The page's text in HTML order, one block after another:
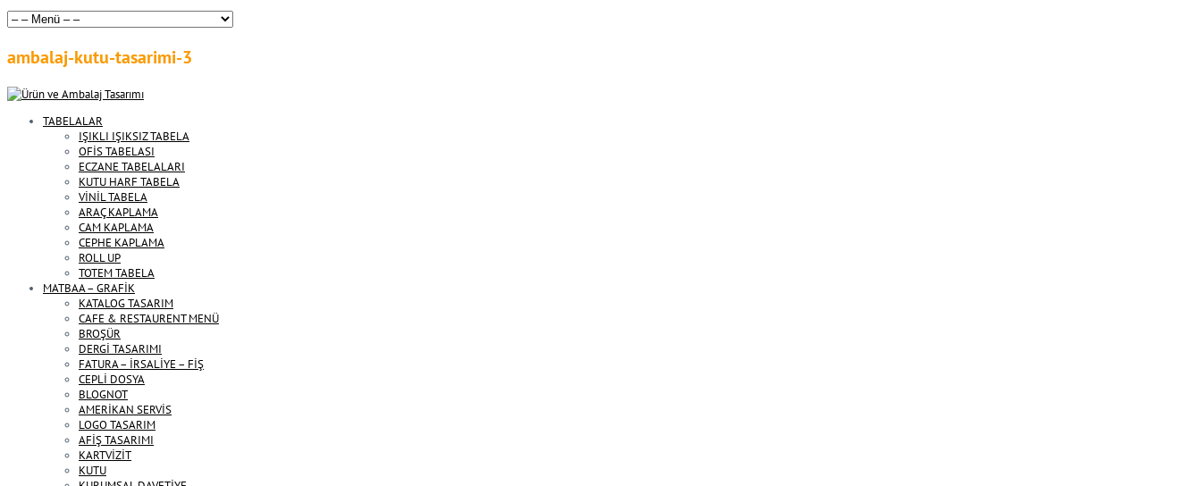
ambalaj-kutu-tasarimi-3
TABELALAR
IŞIKLI IŞIKSIZ TABELA
OFİS TABELASI
ECZANE TABELALARI
KUTU HARF TABELA
VİNİL TABELA
ARAÇ KAPLAMA
CAM KAPLAMA
CEPHE KAPLAMA
ROLL UP
TOTEM TABELA
MATBAA – GRAFİK
KATALOG TASARIM
CAFE & RESTAURENT MENÜ
BROŞÜR
DERGİ TASARIMI
FATURA – İRSALİYE – FİŞ
CEPLİ DOSYA
BLOGNOT
AMERİKAN SERVİS
LOGO TASARIM
AFİŞ TASARIMI
KARTVİZİT
KUTU